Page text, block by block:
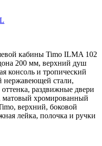
кабины Timo ILMA 102
200 мм, верхний душ
консоль и тропический
нержавеющей стали,
раздвижные двери
хромированный
верхний, боковой
лейка, полочка и ручки